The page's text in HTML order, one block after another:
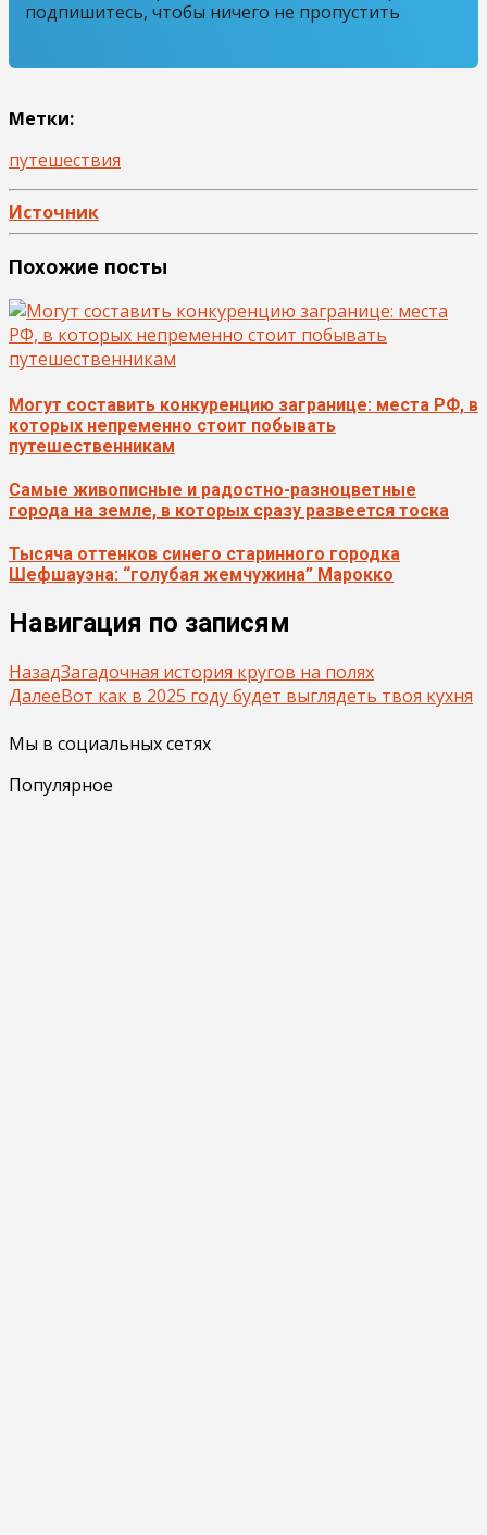
подпишитесь, чтобы ничего не пропустить
Метки:
путешествия
Источник
Похожие посты
Могут составить конкуренцию загранице: места РФ, в
которых непременно стоит побывать
путешественникам
Самые живописные и радостно-разноцветные
города на земле, в которых сразу развеется тоска
Тысяча оттенков синего старинного городка
Шефшауэна: “голубая жемчужина” Марокко
Навигация по записям
НазадЗагадочная история кругов на полях
ДалееВот как в 2025 году будет выглядеть твоя кухня
Мы в социальных сетях
Популярное